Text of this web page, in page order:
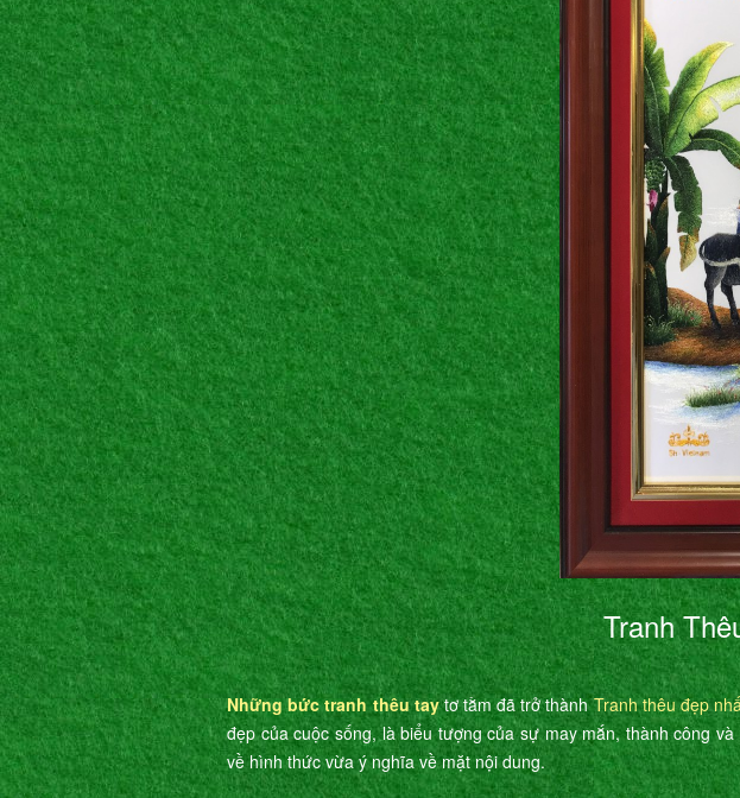
Tranh
Những bức tranh thêu taytơ tằm đã trở thànhTranh thêu đẹp
đẹp của cuộc sống, là biểu tượng của sự may mắn, thành công
về hình thức vừa ý nghĩa về mặt nội dung.